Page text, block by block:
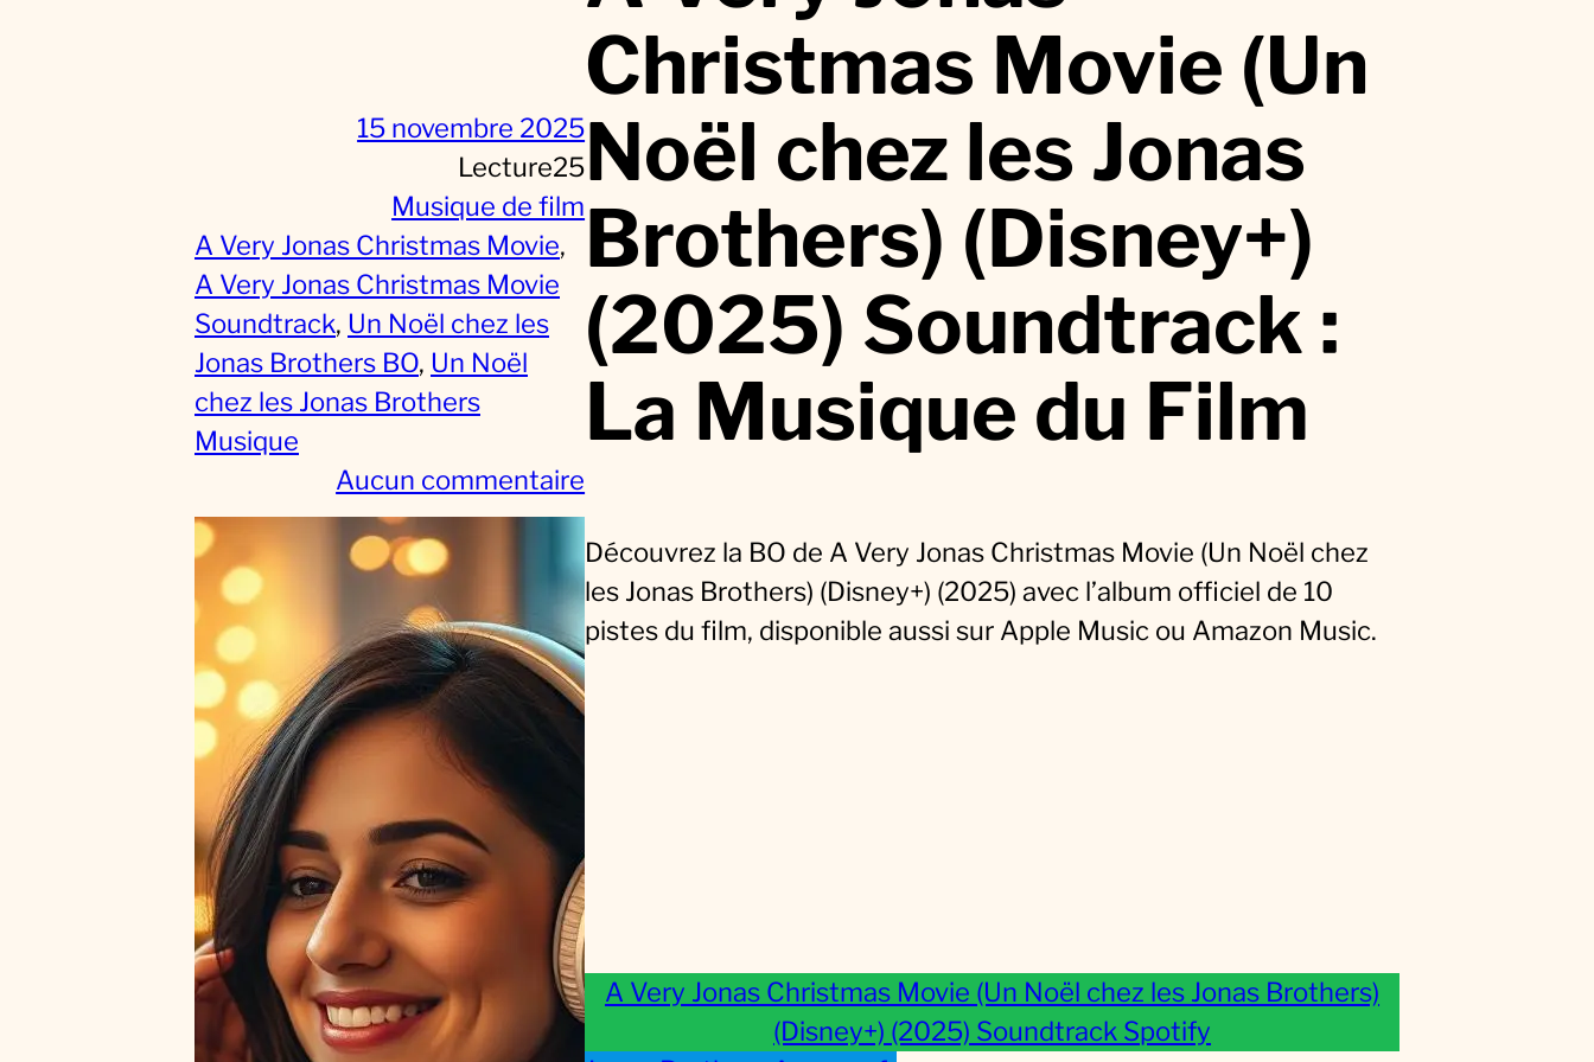
15 novembre 2025
Lecture25
Musique de film
A Very Jonas Christmas Movie
A Very Jonas Christmas Movie
Soundtrack, Un Noël chez les
Jonas Brothers BO, Un Noël
chez les Jonas Brothers
Musique
Aucun commentaire
u
r
A
V
e
r
n
a
s
C
h
Christmas Movie (Un
Noël chez les Jonas
Brothers) (Disney+)
(2025) Soundtrack :
La Musique du Film
Découvrez la BO de A Very Jonas Christmas Movie (Un Noël chez
les Jonas Brothers) (Disney+) (2025) avec l’album officiel de 10
pistes du film, disponible aussi sur Apple Music ou Amazon Music.
A Very Jonas Christmas Movie (Un Noël chez les Jonas Brothers)
(Disney+) (2025) Soundtrack Spotify